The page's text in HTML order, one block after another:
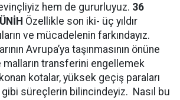
hem de gururluyuz. 36
Özellikle son iki- üç yıldır
ve mücadelenin farkındayız.
Avrupa’ya taşınmasının önüne
malların transferini engellemek
kotalar, yüksek geçiş paraları
gibi süreçlerin bilincindeyiz. Nasıl bu